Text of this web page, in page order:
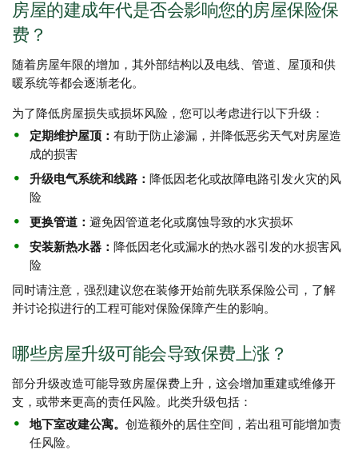
房屋的建成年代是否会影响您的房屋保险保
费？
随着房屋年限的增加，其外部结构以及电线、管道、屋顶和供
暖系统等都会逐渐老化。
为了降低房屋损失或损坏风险，您可以考虑进行以下升级：
定期维护屋顶： 有助于防止渗漏，并降低恶劣天气对房屋造
成的损害
升级电气系统和线路： 降低因老化或故障电路引发火灾的风
险
更换管道： 避免因管道老化或腐蚀导致的水灾损坏
安装新热水器： 降低因老化或漏水的热水器引发的水损害风
险
同时请注意，强烈建议您在装修开始前先联系保险公司，了解
并讨论拟进行的工程可能对保险保障产生的影响。
哪些房屋升级可能会导致保费上涨？
部分升级改造可能导致房屋保费上升，这会增加重建或维修开
支，或带来更高的责任风险。此类升级包括：
地下室改建公寓。 创造额外的居住空间，若出租可能增加责
任风险。